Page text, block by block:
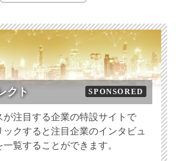
クト SPONSORED
が注目する企業の特設サイトで
クすると注目企業のインタビュ
覧することができます。